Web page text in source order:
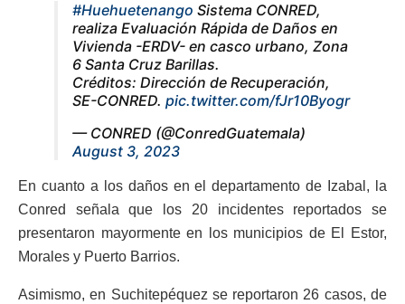
#Huehuetenango Sistema CONRED,
realiza Evaluación Rápida de Daños en
Vivienda -ERDV- en casco urbano, Zona
6 Santa Cruz Barillas.
Créditos: Dirección de Recuperación,
SE-CONRED. pic.twitter.com/fJr10Byogr
— CONRED (@ConredGuatemala)
August 3, 2023
En cuanto a los daños en el departamento de Izabal, la
Conred señala que los 20 incidentes reportados se
presentaron mayormente en los municipios de El Estor,
Morales y Puerto Barrios.
Asimismo, en Suchitepéquez se reportaron 26 casos, de